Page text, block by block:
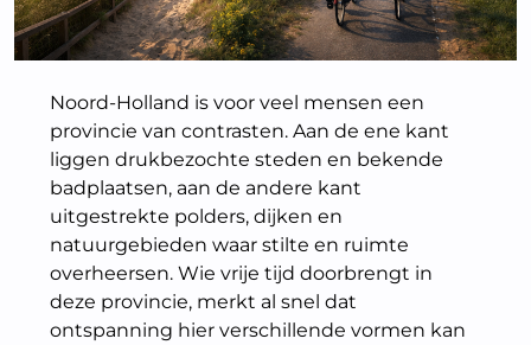
Noord-Holland is voor veel mensen een
provincie van contrasten. Aan de ene kant
liggen drukbezochte steden en bekende
badplaatsen, aan de andere kant
uitgestrekte polders, dijken en
natuurgebieden waar stilte en ruimte
overheersen. Wie vrije tijd doorbrengt in
deze provincie, merkt al snel dat
ontspanning hier verschillende vormen kan